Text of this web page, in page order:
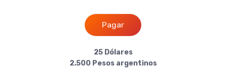
Pagar
25 Dólares
2.500 Pesos argentinos